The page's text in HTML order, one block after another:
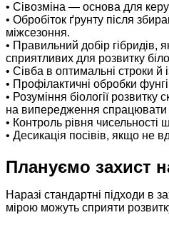
• Сівозміна — основа для
• Обробіток ґрунту після
міжсезоння.
• Правильний добір гібридів,
сприятливих для розвитку
• Сівба в оптимальні строки
• Профілактичні обробки
• Розуміння біології
на випередження спрацювати
• Контроль рівня
• Десикація посівів, якщо не
Плануємо захист
Наразі стандартні підходи в
мірою можуть сприяти